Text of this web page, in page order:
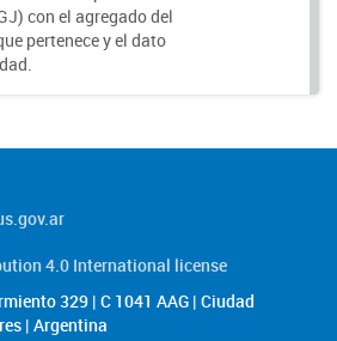
con el agregado del
pertenece y el dato
4.0 International license
329 | C 1041 AAG | Ciudad
| Argentina